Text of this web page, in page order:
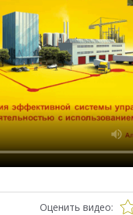
Оценить видео: